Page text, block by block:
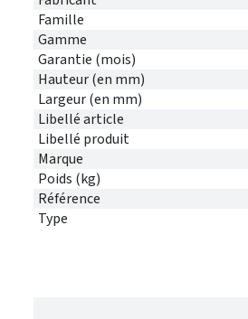
Famille
Gamme
Garantie (mois)
Hauteur (en mm)
Largeur (en mm)
Libellé article
Libellé produit
Marque
Poids (kg)
Référence
Type